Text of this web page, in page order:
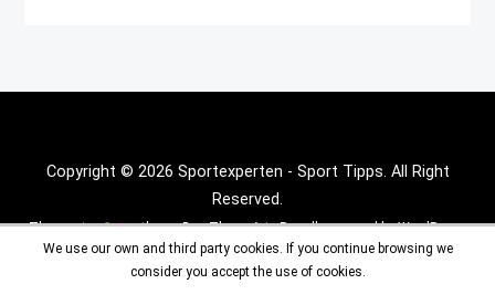
Copyright © 2026 Sportexperten - Sport Tipps. All Right
Reserved.
Theme :Inx Gametheme By aThemeArt - Proudly powered by WordPress.
We use our own and third party cookies. If you continue browsing we
consider you accept the use of cookies.